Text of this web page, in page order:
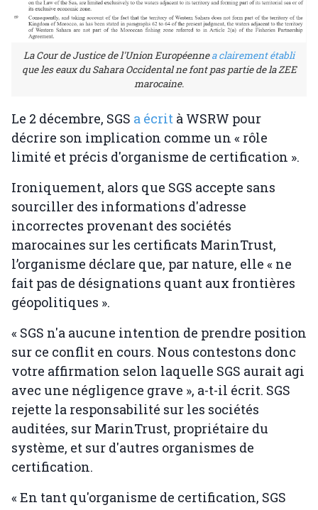
La Cour de Justice de l'Union Européennea clairement établi
que les eaux du Sahara Occidental ne font pas partie de la ZEE
marocaine.
Le 2 décembre, SGS a écrit à WSRW pour
décrire son implication comme un « rôle
limité et précis d'organisme de certification ».
Ironiquement, alors que SGS accepte sans
sourciller des informations d'adresse
incorrectes provenant des sociétés
marocaines sur les certificats MarinTrust,
l’organisme déclare que, par nature, elle « ne
fait pas de désignations quant aux frontières
géopolitiques ».
« SGS n'a aucune intention de prendre position
sur ce conflit en cours. Nous contestons donc
votre affirmation selon laquelle SGS aurait agi
avec une négligence grave », a-t-il écrit. SGS
rejette la responsabilité sur les sociétés
auditées, sur MarinTrust, propriétaire du
système, et sur d'autres organismes de
certification.
« En tant qu'organisme de certification, SGS